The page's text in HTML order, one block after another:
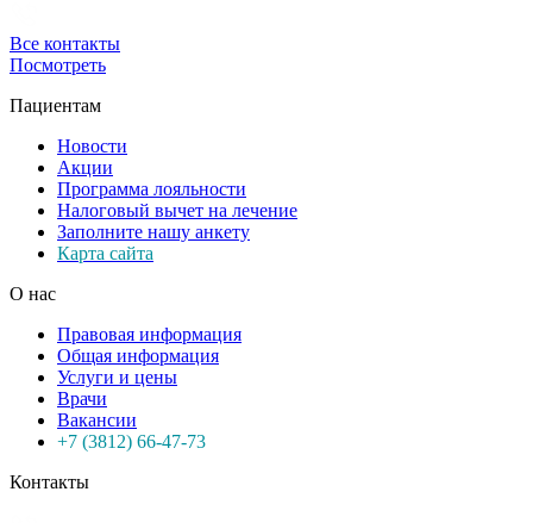
Все контакты
Посмотреть
Пациентам
Новости
Акции
Программа лояльности
Налоговый вычет на лечение
Заполните нашу анкету
Карта сайта
О нас
Правовая информация
Общая информация
Услуги и цены
Врачи
Вакансии
+7 (3812) 66-47-73
Контакты